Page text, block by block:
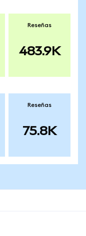
Reseñas
483.9K
Reseñas
75.8K